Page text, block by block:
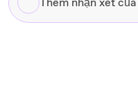
Thêm
nhận